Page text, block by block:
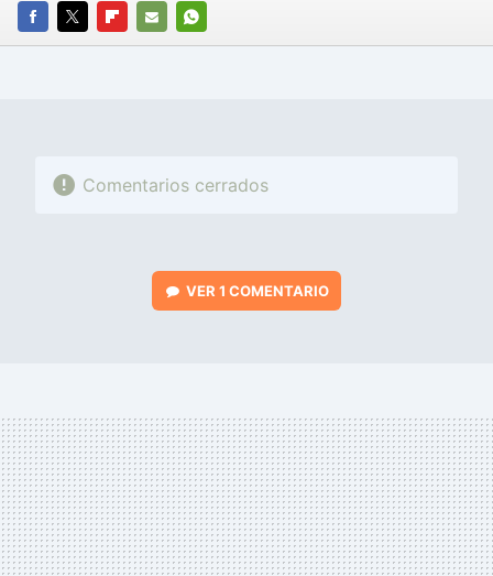
FACEBOOK
TWITTERFLIPBOARD
E-
WHATSAPP
Comentarios cerrados
VER 1 COMENTARIO